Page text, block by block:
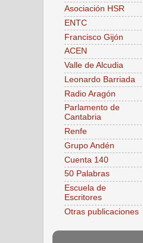
Asociación HSR
ENTC
Francisco Gijón
ACEN
Valle de Alcudia
Leonardo Barriada
Radio Aragón
Parlamento de
Cantabria
Renfe
Grupo Andén
Cuenta 140
50 Palabras
Escuela de
Escritores
Otras publicaciones